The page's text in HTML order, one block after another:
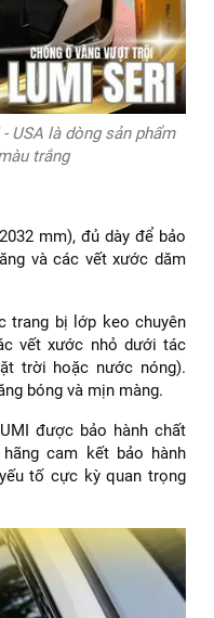
USA là dòng sản phẩm
trắng
mm), đủ dày để bảo
và các vết xước dăm
trang bị lớp keo chuyên
vết xước nhỏ dưới tác
trời hoặc nước nóng).
bóng và mịn màng.
được bảo hành chất
cam kết bảo hành
tố cực kỳ quan trọng